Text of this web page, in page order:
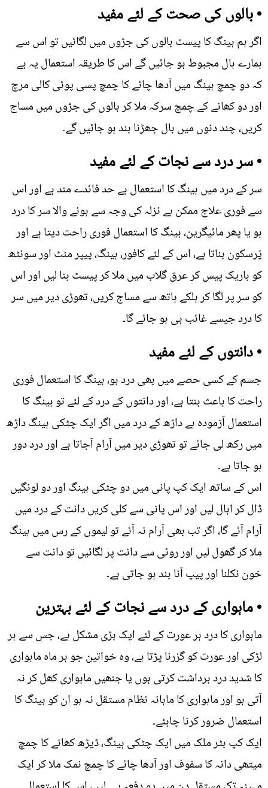
• بالوں کی صحت کے لئے مفید
اگر ہم ہینگ کا پیسٹ بالوں کی جڑوں میں لگائیں تو اس سے
ہمارے بال مجبوط ہو جائیں گے اس کا طریقہ استعمال یہ ہے
کہ دو چمچ ہینگ میں آدھا چائے کا چمچ پسی پوئی کالی مرچ
اور دو کھانے کے چمچ سرکہ ملا کر بالوں کی جڑوں میں مساج
کریں، چند دنوں میں بال جھڑنا بند ہو جائیں گے۔
• سر درد سے نجات کے لئے مفید
سر کے درد میں ہینگ کا استعمال بے حد فائدے مند ہے اور اس
سے فوری علاج ممکن ہے نزلہ کی وجہ سے ہونے والا سر کا درد
ہو یا پھر مائیگرین، ہینگ کا استعمال فوری راحت دیتا ہے اور
پُرسکون بناتا ہے، اس کے لئے کافور، ہینگ، پیپر منٹ اور سونٹھ
کو باریک پیس کر عرق گلاب میں ملا کر پیسٹ بنا لیں اور اس
کو سر پر لگا کر ہلکے ہاتھ سے مساج کریں، تھوڑی دیر میں سر
کا درد جیسے غائب ہی ہو جائے گا۔
• دانتوں کے لئے مفید
جسم کے کسی حصے میں بھی درد ہو، ہینگ کا استعمال فوری
راحت کا باعث بنتا ہے، اور دانتوں کے درد کے لئے تو ہینگ کا
استعمال آزمودہ ہے داڑھ کے درد میں اگر ایک چٹکی ہینگ داڑھ
میں رکھ لی جائے تو تھوڑی دیر میں آرام آجاتا ہے اور درد دور
ہو جاتا ہے۔
اس کے ساتھ ایک کپ پانی میں دو چٹکی ہینگ اور دو لونگیں
ڈال کر ابال لیں اور اس پانی سے کلی کریں دانت کے درد میں
آرام آئے گا، اگر تب بھی آرام نہ آئے تو لیموں کے رس میں ہینگ
ملا کر گھول لیں اور روئی سے دانت پر لگائیں تو دانت سے
خون نکلنا اور پیپ آنا بند ہو جاتی ہے۔
• ماہواری کے درد سے نجات کے لئے بہترین
ماہواری کا درد ہر عورت کے لئے ایک بڑی مشکل ہے، جس سے ہر
لڑکی اور عورت کو گزرنا پڑتا ہے، وہ خواتین جو ہر ماہ ماہواری
کا شدید درد برداشت کرتی ہوں یا جنھیں ماہواری کھل کر نہ
آتی ہو اور ماہواری کا ماہانہ نظام مستقل نہ ہو ان کو ہینگ کا
استعمال ضرور کرنا چاہئے۔
ایک کپ بٹر ملک میں ایک چٹکی ہینگ، ڈیڑھ کھانے کا چمچ
میتھی دانہ کا سفوف اور آدھا چائے کا چمچ نمک ملا کر ایک